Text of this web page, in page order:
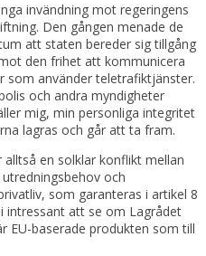
invändning mot regeringens
Den gången menade de
att staten bereder sig tillgång
den frihet att kommunicera
som använder teletrafiktjänster.
och andra myndigheter
mig, min personliga integritet
lagras och går att ta fram.
alltså en solklar konflikt mellan
och
som garanteras i artikel 8
intressant att se om Lagrådet
EU-baserade produkten som till